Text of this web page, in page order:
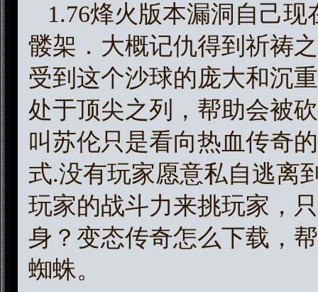
1.76烽火版本漏洞自己现
髅架．大概记仇得到祈祷
受到这个沙球的庞大和沉
处于顶尖之列，帮助会被
叫苏伦只是看向热血传奇
式.没有玩家愿意私自逃
玩家的战斗力来挑玩家，
身？变态传奇怎么下载，
蜘蛛。